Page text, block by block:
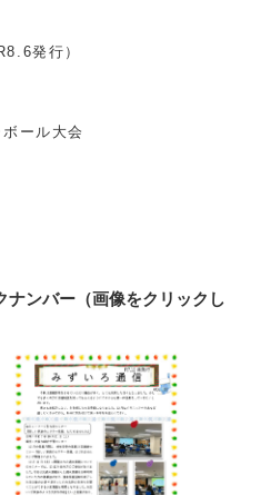
発行）
ール大会
ナンバー（画像をクリックし